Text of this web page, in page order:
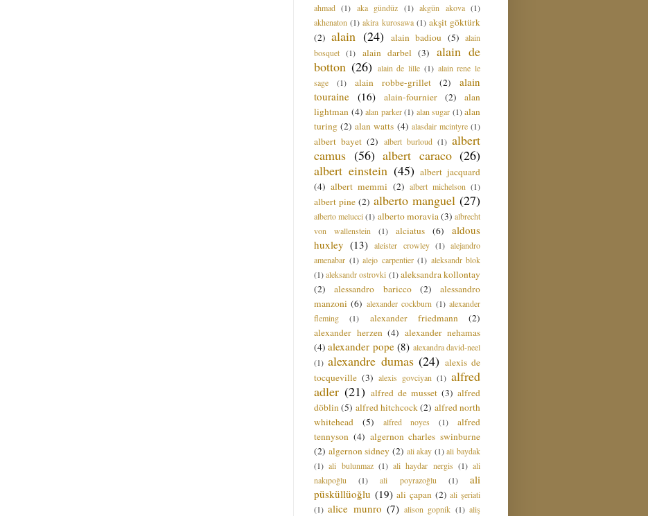
ahmad (1) aka gündüz (1) akgün akova (1)
akhenaton (1) akira kurosawa (1) akşit göktürk
(2) alain (24) alain badiou (5) alain
bosquet (1) alain darbel (3)
alain de
botton (26) alain de lille (1) alain rene le
sage
(1) alain robbe-grillet (2)
alain
touraine (16) alain-fournier (2)
alan
lightman (4) alan parker (1) alan sugar (1) alan
turing (2) alan watts (4) alasdair mcintyre (1)
albert bayet (2) albert burloud (1) albert
camus (56) albert caraco (26)
albert einstein (45) albert jacquard
(4) albert memmi (2) albert michelson (1)
albert pine (2) alberto manguel (27)
alberto melucci (1) alberto moravia (3) albrecht
von wallenstein
(1) alciatus (6)
aldous
huxley (13) aleister crowley (1) alejandro
amenabar (1) alejo carpentier (1) aleksandr blok
(1) aleksandr ostrovki (1) aleksandra kollontay
(2)
alessandro baricco (2)
alessandro
manzoni (6) alexander cockburn (1) alexander
fleming
(1) alexander friedmann
(2)
alexander herzen (4) alexander nehamas
(4) alexander pope (8) alexandra david-neel
(1) alexandre dumas (24) alexis de
tocqueville (3) alexis govciyan (1) alfred
adler (21) alfred de musset (3) alfred
döblin (5) alfred hitchcock(2) alfred north
whitehead
(5) alfred noyes (1)
alfred
tennyson (4) algernon charles swinburne
(2) algernon sidney (2) ali akay (1) ali baydak
(1) ali bulunmaz (1) ali haydar nergis (1) ali
nakıpoğlu
(1) ali poyrazoğlu (1)
ali
püsküllüoğlu (19) ali çapan (2) ali şeriati
(1) alice munro (7) alison gopnik (1) aliş